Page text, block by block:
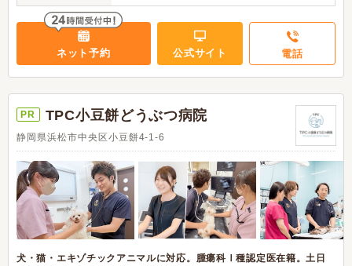
ネット予約 公式サイト 電話
PR TPC小豆餅どうぶつ病院
静岡県浜松市中央区小豆餅4-1-6
犬・猫・エキゾチックアニマルに対応。腫瘍科Ⅰ種認定医在籍。土日